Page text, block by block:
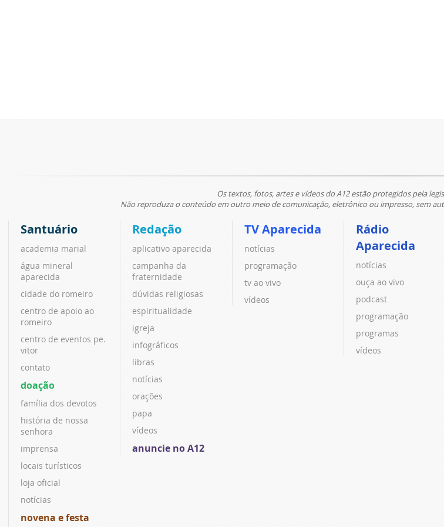
Os textos, fotos, artes e vídeos do A12 estão protegidos pela
Não reproduza o conteúdo em outro meio de comunicação, eletrônico ou impresso, sem
Santuário
academia marial
água mineral
aparecida
cidade do romeiro
centro de apoio ao
romeiro
centro de eventos pe.
vitor
contato
doação
família dos devotos
história de nossa
senhora
imprensa
locais turísticos
loja oficial
notícias
novena e festa
Redação
aplicativo aparecida
campanha da
fraternidade
dúvidas religiosas
espiritualidade
igreja
infográficos
libras
notícias
orações
papa
vídeos
anuncie no A12
TV Aparecida
notícias
programação
tv ao vivo
vídeos
Rádio
Aparecida
notícias
ouça ao vivo
podcast
programação
programas
vídeos